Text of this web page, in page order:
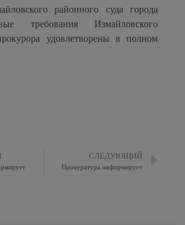
районного суда города
требования Измайловского
удовлетворены в полном
СЛЕДУЮЩИЙ
Прокуратура информирует